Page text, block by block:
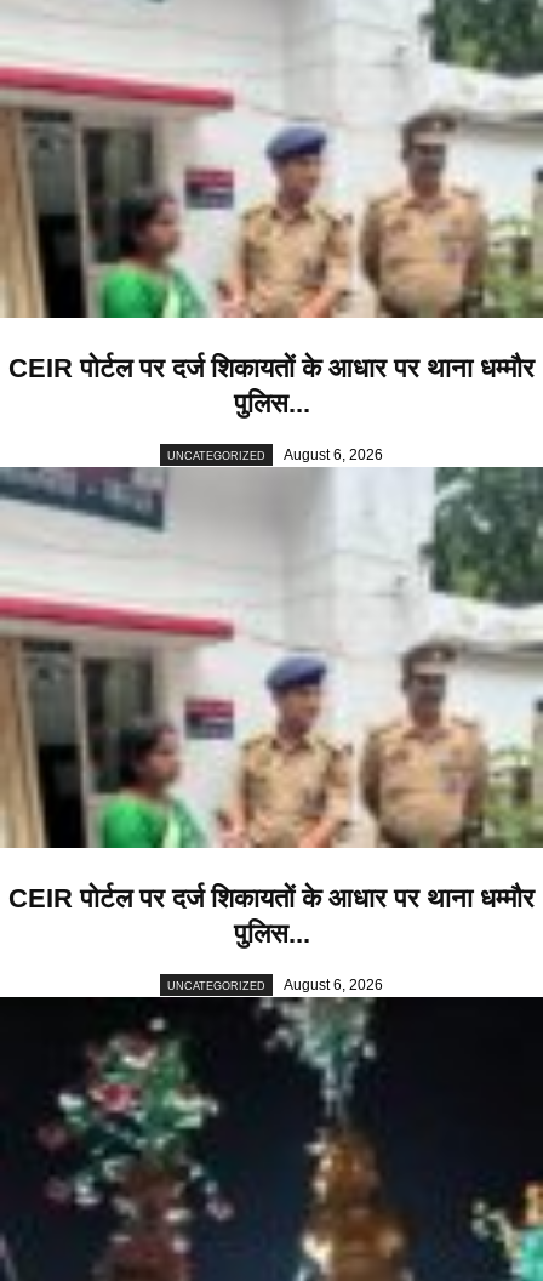
CEIR पोर्टल पर दर्ज शिकायतों के आधार पर थाना धम्मौर
पुलिस...
UNCATEGORIZED August 6, 2026
CEIR पोर्टल पर दर्ज शिकायतों के आधार पर थाना धम्मौर
पुलिस...
UNCATEGORIZED August 6, 2026